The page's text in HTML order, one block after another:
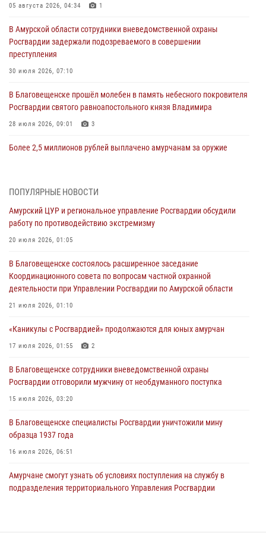
05 августа 2026, 04:34 1
В Амурской области сотрудники вневедомственной охраны
Росгвардии задержали подозреваемого в совершении
преступления
30 июля 2026, 07:10
В Благовещенске прошёл молебен в память небесного покровителя
Росгвардии святого равноапостольного князя Владимира
28 июля 2026, 09:01 3
Более 2,5 миллионов рублей выплачено амурчанам за оружие
Росгвардии Амурской области в период с 20 по 26 июля 2026 года
27 июля 2026, 06:28
охраны
23 июля 2026, 07:49
Амурчане смогут узнать об условиях поступления на службу в
23 июля 2026, 00:00
Координационного совета по вопросам частной охранной
деятельности при Управлении Росгвардии по Амурской области
21 июля 2026, 01:10
ПОПУЛЯРНЫЕ НОВОСТИ
Амурский ЦУР и региональное управление Росгвардии обсудили
работу по противодействию экстремизму
20 июля 2026, 01:05
В Благовещенске состоялось расширенное заседание
Координационного совета по вопросам частной охранной
деятельности при Управлении Росгвардии по Амурской области
21 июля 2026, 01:10
«Каникулы с Росгвардией» продолжаются для юных амурчан
17 июля 2026, 01:55 2
В Благовещенске сотрудники вневедомственной охраны
Росгвардии отговорили мужчину от необдуманного поступка
15 июля 2026, 03:20
В Благовещенске специалисты Росгвардии уничтожили мину
образца 1937 года
16 июля 2026, 06:51
Амурчане смогут узнать об условиях поступления на службу в
подразделения территориального Управления Росгвардии